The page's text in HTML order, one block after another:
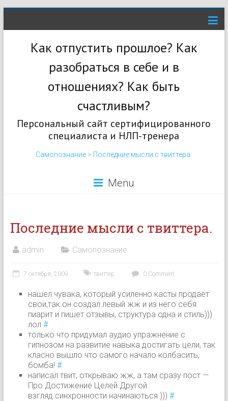
Как отпустить прошлое? Как
разобраться в себе и в
отношениях? Как быть
счастливым?
Персональный сайт сертифицированного
специалиста и НЛП-тренера
Самопознание > Последние мысли с твиттера.
Menu
Последние мысли с твиттера.
admin Самопознание
7 октября, 2009 твиттер 0 Comment
нашел чувака, который усиленно касты продаёт
свои,так он создал левый жж и из него себя
пиарит и пишет отзывы, структура одна и стиль)))
лол #
только что придумал аудио упражнение с
гипнозом на развитие навыка достигать цели, так
класно вышло что самого начало колбасить,
бомба! #
написал твит, открываю жж, а там сразу пост —
Про Достижение Целей.Другой
взгляд.синхронности начинаються ))) #